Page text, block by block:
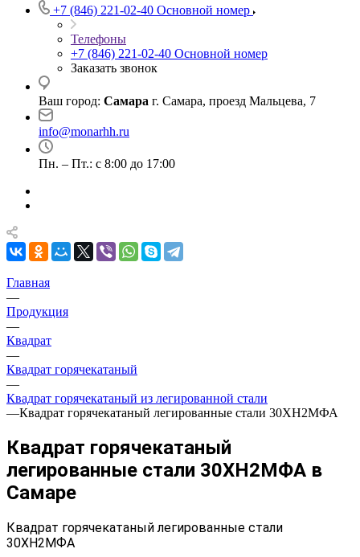
+7 (846) 221-02-40 Основной номер
Телефоны
+7 (846) 221-02-40 Основной номер
Заказать звонок
Ваш город: Самара г. Самара, проезд Мальцева, 7
info@monarhh.ru
Пн. – Пт.: с 8:00 до 17:00
Главная
—
Продукция
—
Квадрат
—
Квадрат горячекатаный
—
Квадрат горячекатаный из легированной стали
—Квадрат горячекатаный легированные стали 30ХН2МФА
Квадрат горячекатаный
легированные стали 30ХН2МФА в
Самаре
Квадрат горячекатаный легированные стали
30ХН2МФА